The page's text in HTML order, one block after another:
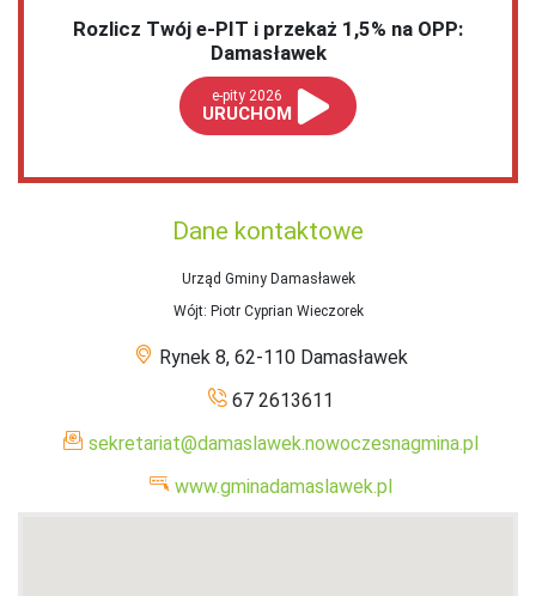
Rozlicz Twój e-PIT i przekaż 1,5% na OPP:
Damasławek
e-pity 2026
URUCHOM
Dane kontaktowe
Urząd Gminy Damasławek
Wójt: Piotr Cyprian Wieczorek
Rynek 8, 62-110 Damasławek
67 2613611
sekretariat@damaslawek.nowoczesnagmina.pl
www.gminadamaslawek.pl